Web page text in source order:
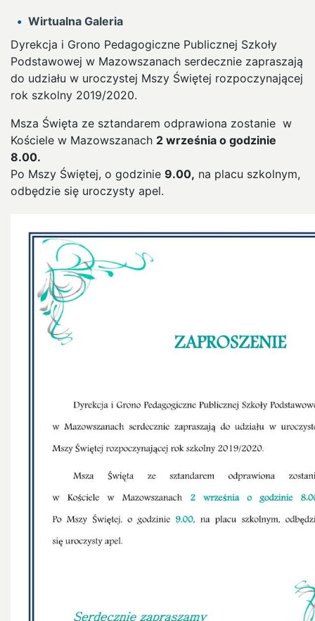
Wirtualna Galeria
Dyrekcja i Grono Pedagogiczne Publicznej Szkoły
Podstawowej w Mazowszanach serdecznie zapraszają
do udziału w uroczystej Mszy Świętej rozpoczynającej
rok szkolny 2019/2020.
Msza Święta ze sztandarem odprawiona zostanie w
Kościele w Mazowszanach 2 września o godzinie
8.00.
Po Mszy Świętej, o godzinie 9.00, na placu szkolnym,
odbędzie się uroczysty apel.